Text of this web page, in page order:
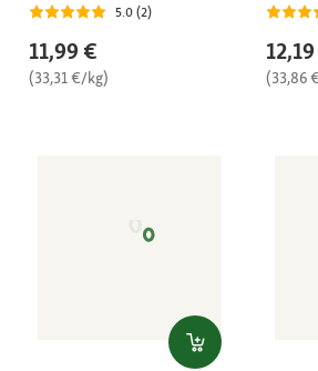
5.0 (2)
11,99 €
(33,31 €/kg) (33,86